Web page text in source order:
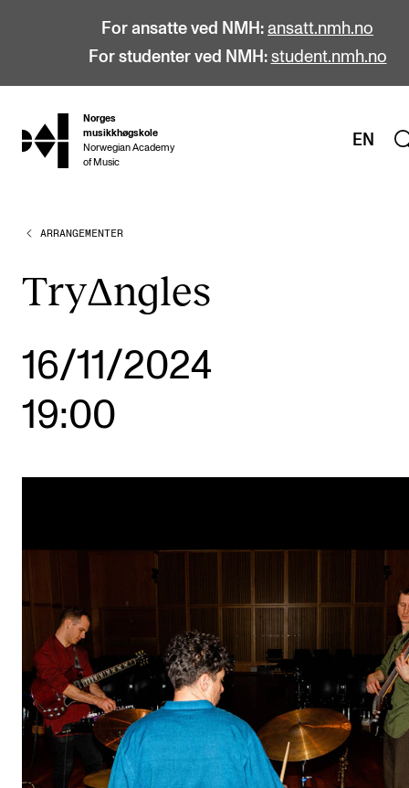
For ansatte ved NMH: ansatt.nmh.no
For studenter ved NMH: student.nmh.no
hjem
Norges
musikkhøgskole
Norwegian Academy
of Music
EN
STUDIER
Bachelor
Doktorgrad
Årsstudium og videreutdanning
Biblioteket
Fagmiljøer
Salane våre
Studentutvalet SUT (student.nmh.no)
FORSKNING
ARRANGEMENTER
TryΔngles
16/11/2024
19:00